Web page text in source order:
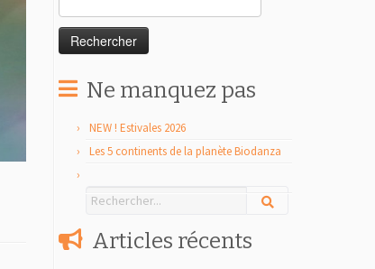
Ne manquez pas
NEW ! Estivales 2026
Les 5 continents de la planète Biodanza
Articles récents